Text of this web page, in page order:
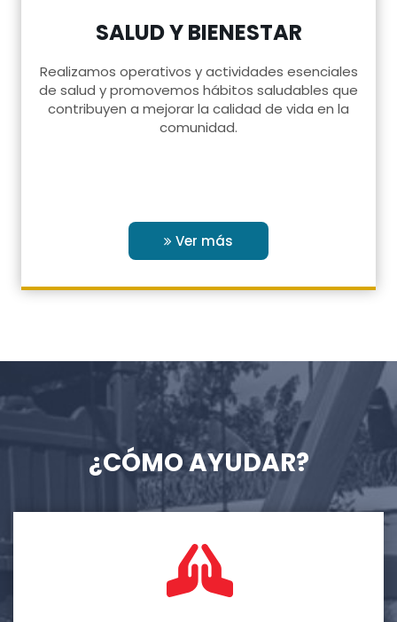
SALUD Y BIENESTAR
Realizamos operativos y actividades esenciales
de salud y promovemos hábitos saludables que
contribuyen a mejorar la calidad de vida en la
comunidad.
Ver más
¿CÓMO AYUDAR?